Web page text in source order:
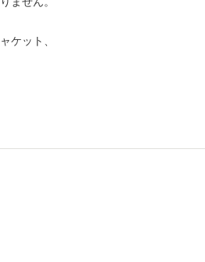
ケット、